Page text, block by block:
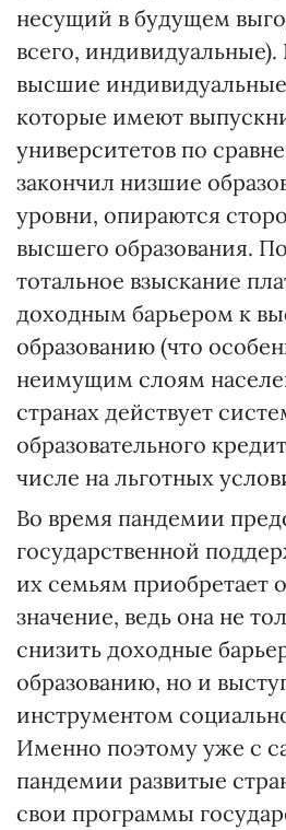
несущий в будущем
всего,
высшие
которые имеют
университетов по
закончил низшие
уровни, опираются
высшего образования.
тотальное взыскание
доходным барьером к
образованию (что
неимущим слоям
странах действует
образовательного
числе на льготных
Во время пандемии
государственной
их семьям приобретает
значение, ведь она не
снизить доходные
образованию, но и
инструментом
Именно поэтому уже с
пандемии развитые
свои программы